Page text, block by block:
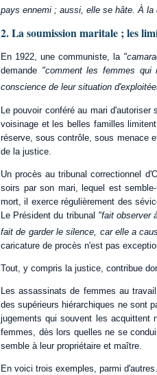
pays ennemi ; aussi, elle se hâte. À
2. La soumission maritale ; les
En 1922, une communiste, la
demande "comment les femmes qui
conscience de leur situation
Le pouvoir conféré au mari
voisinage et les belles familles
réserve, sous contrôle, sous menace
de la justice.
Un procès au tribunal correctionnel
soirs par son mari, lequel est
mort, il exerce régulièrement des
Le Président du tribunal "fait observer
fait de garder le silence, car elle a
caricature de procès n'est pas
Tout, y compris la justice, contribue
Les assassinats de femmes au
des supérieurs hiérarchiques ne sont
jugements qui souvent les acquittent
femmes, dès lors quelles ne se
semble à leur propriétaire et maître.
En voici trois exemples, parmi d'autres.